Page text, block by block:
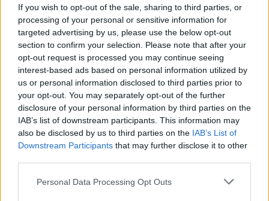
If you wish to opt-out of the sale, sharing to third parties, or
processing of your personal or sensitive information for
targeted advertising by us, please use the below opt-out
section to confirm your selection. Please note that after your
opt-out request is processed you may continue seeing
interest-based ads based on personal information utilized by
us or personal information disclosed to third parties prior to
your opt-out. You may separately opt-out of the further
disclosure of your personal information by third parties on the
IAB’s list of downstream participants. This information may
also be disclosed by us to third parties on the IAB’s List of
Downstream Participants that may further disclose it to other
Please note that this website/app uses one or more Google
Personal Data Processing Opt Outs
a
ce
b
o
o
k
w
it
te
r
n
te
re
st
h
at
s
A
p
p
h
a
re
Articolo precedente
Prossimo articolo
NOTIZIE RECENTI
“Sul filo del discorso”: sold out ad Olbia per il
reading su Atzeni
La Maddalena, festa per i 30 anni del Diving